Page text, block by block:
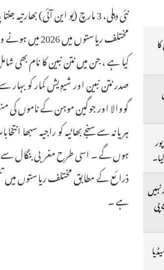
نئی دہلی، 3 مارچ (یو این آئی)
مختلف
کیا ہے ، جن میں نتن نبین کا نام
صدر نتن نبین اور شیوِیش کمار کو
گووالا اور جوگین موہن کے ناموں
ہریانہ سے سنجے بھاٹیہ کو راجیہ سبھا
ہوں گے ۔ اسی طرح مغربی بنگال سے
ذرائع کے مطابق مختلف ریاستوں میں
ہے ۔